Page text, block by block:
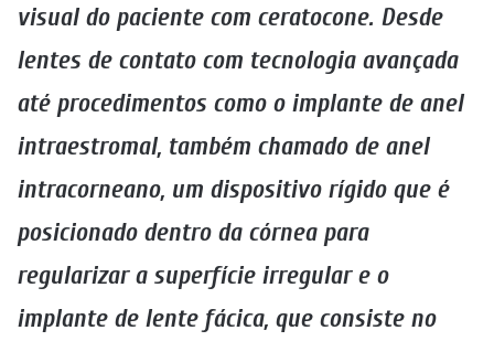
visual do paciente com ceratocone. Desde
lentes de contato com tecnologia avançada
até procedimentos como o implante de anel
intraestromal, também chamado de anel
intracorneano, um dispositivo rígido que é
posicionado dentro da córnea para
regularizar a superfície irregular e o
implante de lente fácica, que consiste no